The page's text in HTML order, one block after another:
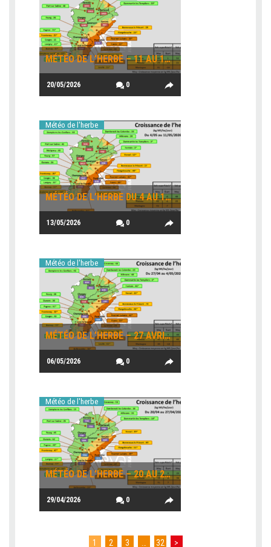
MÉTÉO DE L’HERBE – 11 AU 18 MAI 2026
20/05/2026 0
Météo de l'herbe
MÉTÉO DE L’HERBE DU 4 AU 11 MAI 2026
13/05/2026 0
Météo de l'herbe
MÉTÉO DE L’HERBE – 27 AVRIL AU 04 MAI
06/05/2026 0
Météo de l'herbe
MÉTÉO DE L’HERBE – 20 AU 27 AVRIL
29/04/2026 0
1 2 3 32 >